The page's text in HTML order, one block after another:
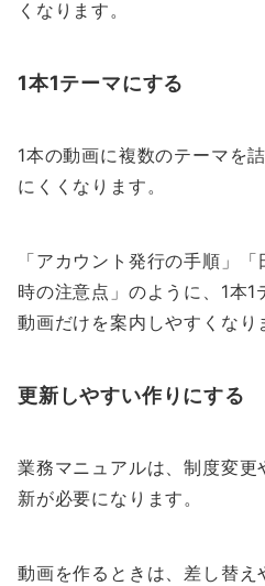
くなります。
1本1テーマにする
1本の動画に複数のテーマを
にくくなります。
「アカウント発行の手順」
時の注意点」のように、1本
動画だけを案内しやすくなり
更新しやすい作りにする
業務マニュアルは、制度変更
新が必要になります。
動画を作るときは、差し替え